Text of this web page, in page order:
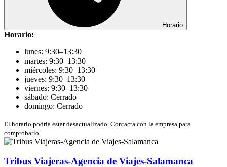
Horario
Horario:
lunes: 9:30–13:30
martes: 9:30–13:30
miércoles: 9:30–13:30
jueves: 9:30–13:30
viernes: 9:30–13:30
sábado: Cerrado
domingo: Cerrado
El horario podría estar desactualizado. Contacta con la empresa para
comprobarlo.
Tribus Viajeras-Agencia de Viajes-Salamanca